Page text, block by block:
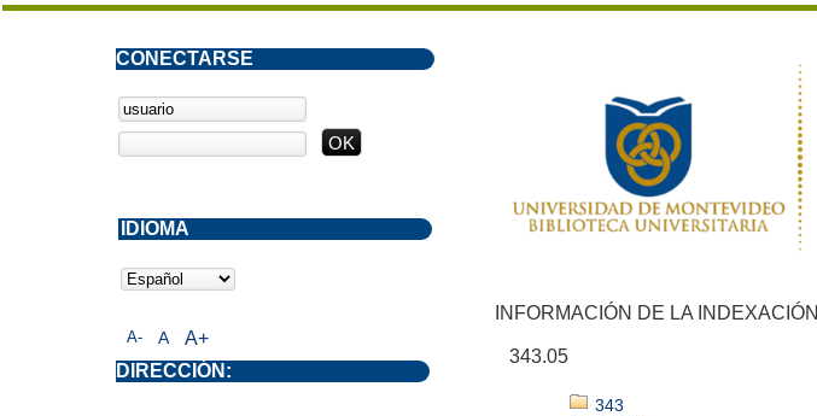
INFORMACIÓN DE LA INDEXACIÓN
343.05
343
A- A A+
CONECTARSE
DIRECCIÓN:
IDIOMA